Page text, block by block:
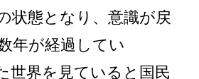
状態となり、意識が戻
年が経過してい
世界を見ていると国民